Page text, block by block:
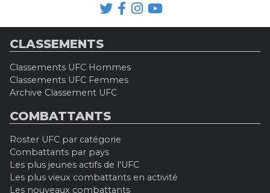
CLASSEMENTS
Classements UFC Hommes
Classements UFC Femmes
Archive Classement UFC
COMBATTANTS
Roster UFC par catégorie
Combattants par pays
Les plus jeunes actifs de l'UFC
Les plus vieux combattants en activité
Les nouveaux combattants